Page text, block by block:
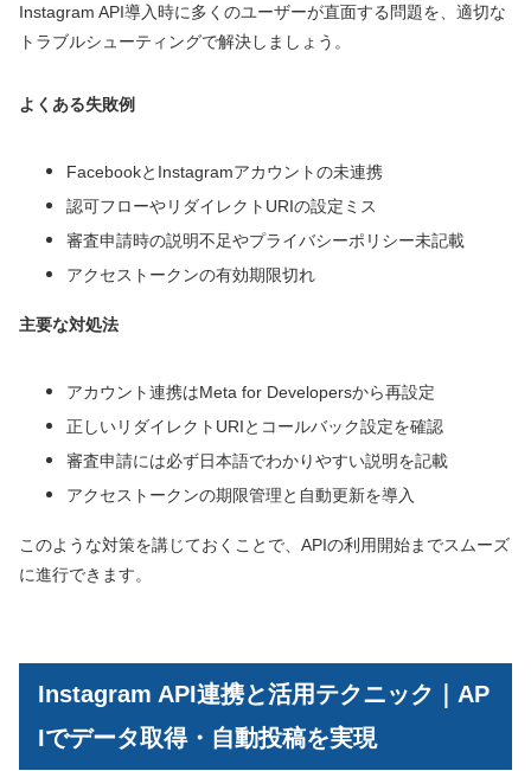
Instagram API導入時に多くのユーザーが直面する問題を、適切な
トラブルシューティングで解決しましょう。
よくある失敗例
FacebookとInstagramアカウントの未連携
認可フローやリダイレクトURIの設定ミス
審査申請時の説明不足やプライバシーポリシー未記載
アクセストークンの有効期限切れ
主要な対処法
アカウント連携はMeta for Developersから再設定
正しいリダイレクトURIとコールバック設定を確認
審査申請には必ず日本語でわかりやすい説明を記載
アクセストークンの期限管理と自動更新を導入
このような対策を講じておくことで、APIの利用開始までスムーズ
に進行できます。
Instagram API連携と活用テクニック｜AP
Iでデータ取得・自動投稿を実現